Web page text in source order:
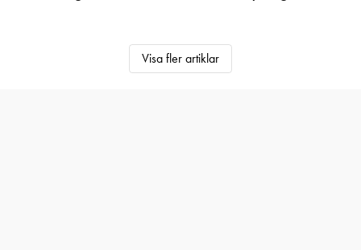
Visa fler artiklar